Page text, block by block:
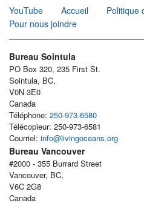
YouTube
Accueil
Politique
Pour nous joindre
Bureau Sointula
PO Box 320, 235 First St.
Sointula, BC,
V0N 3E0
Canada
Téléphone: 250-973-6580
Télécopieur: 250-973-6581
Courriel: info@livingoceans.org
Bureau Vancouver
#2000 - 355 Burrard Street
Vancouver, BC,
V6C 2G8
Canada